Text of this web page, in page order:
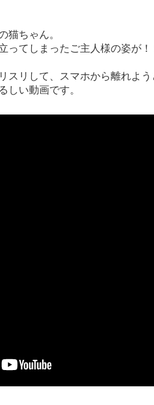
猫ちゃん。
ってしまったご主人様の姿が！
スリして、スマホから離れよう
しい動画です。